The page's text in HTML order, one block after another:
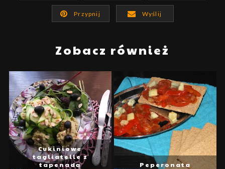
Przypnij Wyślij
Zobacz również
Cukiniowe
tagliatelle z
tapenadą
Peperonata